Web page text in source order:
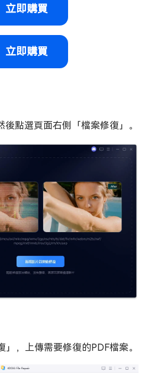
立即購買
立即購買
後點選頁面右側「檔案修復」。
，上傳需要修復的PDF檔案。